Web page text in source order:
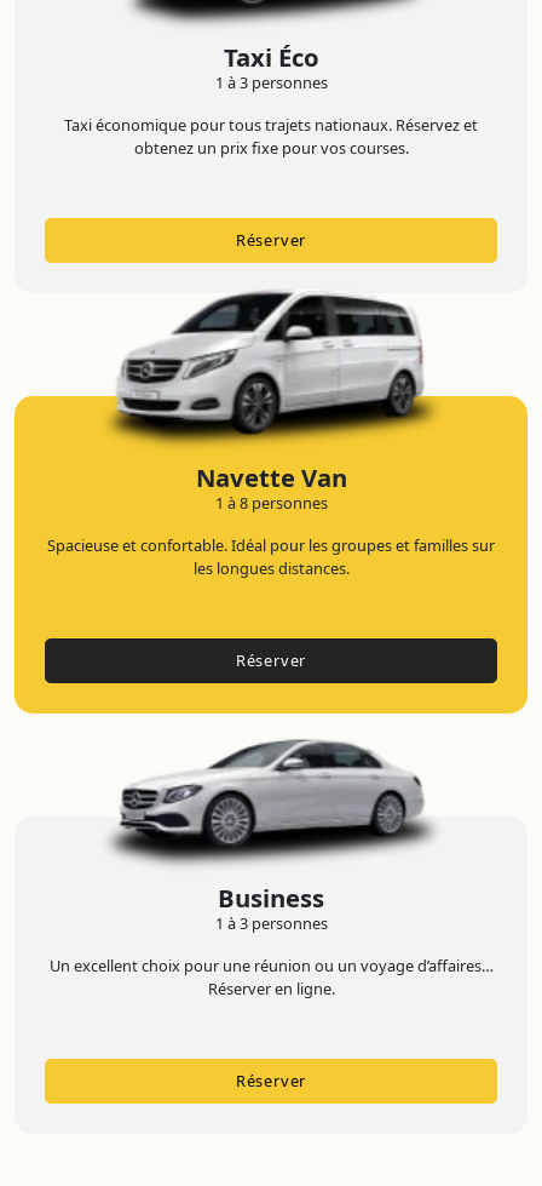
Taxi Éco
1 à 3 personnes
Taxi économique pour tous trajets nationaux. Réservez et
obtenez un prix fixe pour vos courses.
Réserver
Navette Van
1 à 8 personnes
Spacieuse et confortable. Idéal pour les groupes et familles sur
les longues distances.
Réserver
Business
1 à 3 personnes
Un excellent choix pour une réunion ou un voyage d’affaires…
Réserver en ligne.
Réserver